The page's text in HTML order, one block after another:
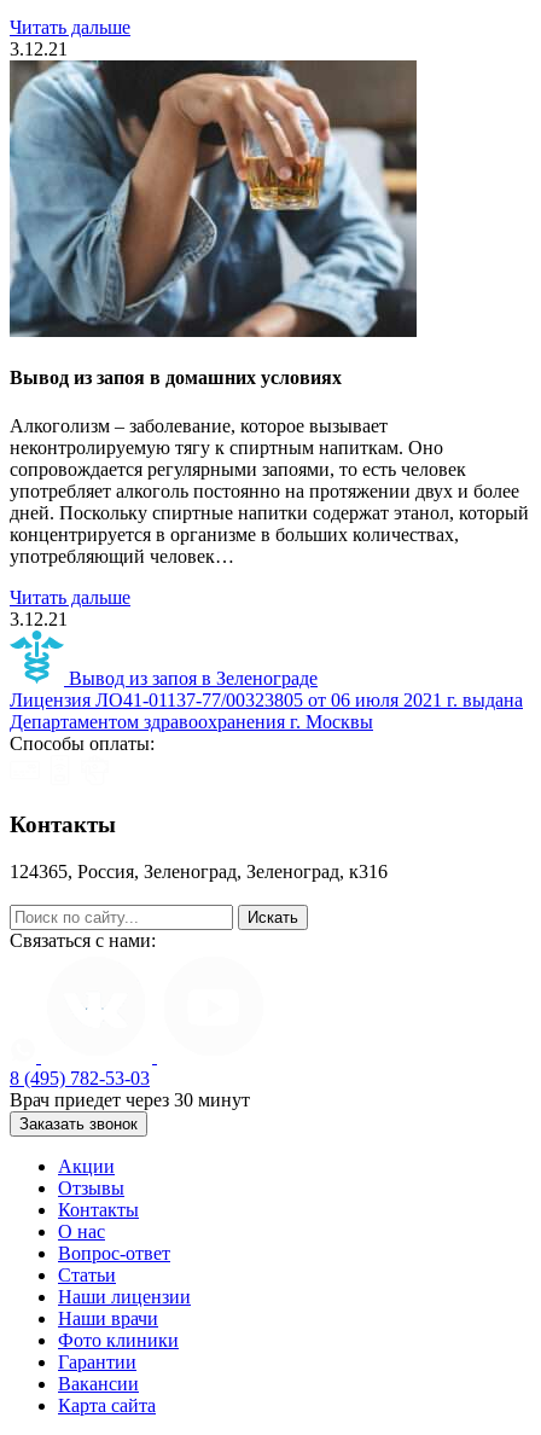
Читать дальше
3.12.21
Вывод из запоя в домашних условиях
Алкоголизм – заболевание, которое вызывает
неконтролируемую тягу к спиртным напиткам. Оно
сопровождается регулярными запоями, то есть человек
употребляет алкоголь постоянно на протяжении двух и более
дней. Поскольку спиртные напитки содержат этанол, который
концентрируется в организме в больших количествах,
употребляющий человек…
Читать дальше
3.12.21
Вывод из запоя в Зеленограде
Лицензия ЛО41-01137-77/00323805 от 06 июля 2021 г. выдана
Департаментом здравоохранения г. Москвы
Способы оплаты:
Контакты
124365, Россия, Зеленоград, Зеленоград, к316
Связаться с нами:
8 (495) 782-53-03
Врач приедет через 30 минут
Заказать звонок
Акции
Отзывы
Контакты
О нас
Вопрос-ответ
Статьи
Наши лицензии
Наши врачи
Фото клиники
Гарантии
Вакансии
Карта сайта